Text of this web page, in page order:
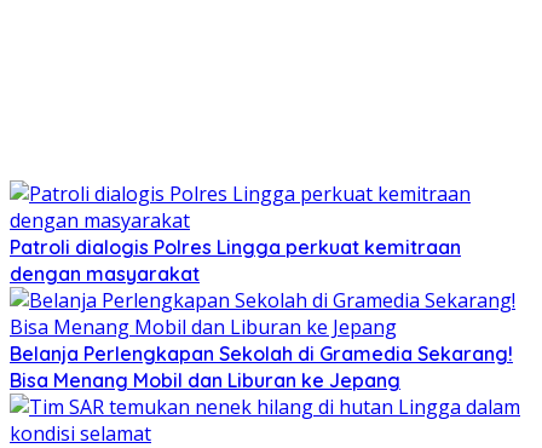
Patroli dialogis Polres Lingga perkuat kemitraan
dengan masyarakat
Belanja Perlengkapan Sekolah di Gramedia Sekarang!
Bisa Menang Mobil dan Liburan ke Jepang